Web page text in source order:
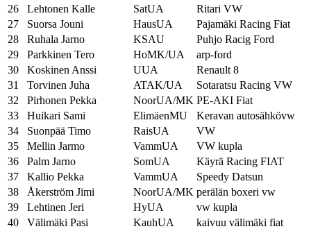
26
Lehtonen Kalle SatUA
Ritari VW
27
Suorsa Jouni HausUA
Pajamäki Racing Fiat
28
Ruhala Jarno KSAU
Puhjo Racig Ford
29
Parkkinen Tero HoMK/UA
arp-ford
30
Koskinen Anssi UUA
Renault 8
31
Torvinen Juha ATAK/UA
Sotaratsu Racing VW
32
Pirhonen Pekka NoorUA/MK PE-AKI Fiat
33
Huikari Sami ElimäenMU
Keravan autosähkövw
34
Suonpää Timo RaisUA
VW
35
Mellin Jarmo VammUA
VW kupla
36
Palm Jarno SomUA
Käyrä Racing FIAT
37
Kallio Pekka VammUA
Speedy Datsun
38
Åkerström Jimi NoorUA/MK perälän boxeri vw
39
Lehtinen Jeri HyUA
vw kupla
40
Välimäki Pasi KauhUA
kaivuu välimäki fiat